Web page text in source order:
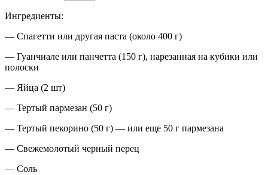
Ингредиенты:
— Спагетти или другая паста (около 400 г)
— Гуанчиале или панчетта (150 г), нарезанная на кубики или
полоски
— Яйца (2 шт)
— Тертый пармезан (50 г)
— Тертый пекорино (50 г) — или еще 50 г пармезана
— Свежемолотый черный перец
— Соль